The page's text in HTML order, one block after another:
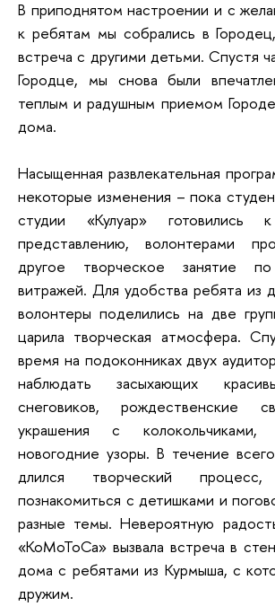
В приподнятом настроении и с
к ребятам мы собрались в
встреча с другими детьми. Спустя
Городце, мы снова были
теплым и радушным приемом
дома.
Насыщенная развлекательная
некоторые изменения – пока
студии «Кулуар» готовились
представлению, волонтерами
другое творческое занятие по
витражей. Для удобства ребята из
волонтеры поделились на две
царила творческая атмосфера.
время на подоконниках двух
наблюдать засыхающих
снеговиков, рождественские
украшения с колокольчиками,
новогодние узоры. В течение
длился творческий
познакомиться с детишками и
разные темы. Невероятную
«КоМоТоСа» вызвала встреча в
дома с ребятами из Курмыша, с
дружим.